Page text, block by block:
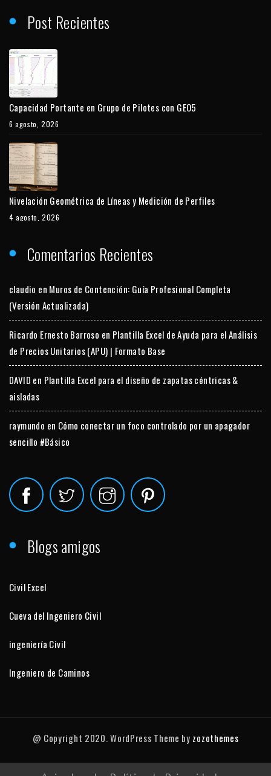
Post Recientes
Capacidad Portante en Grupo de Pilotes con GEO5
6 agosto, 2026
Nivelación Geométrica de Líneas y Medición de Perfiles
4 agosto, 2026
Comentarios Recientes
claudio en Muros de Contención: Guía Profesional Completa
(Versión Actualizada)
Ricardo Ernesto Barroso en Plantilla Excel de Ayuda para el Análisis
de Precios Unitarios (APU) | Formato Base
DAVID en Plantilla Excel para el diseño de zapatas céntricas &
aisladas
raymundo en Cómo conectar un foco controlado por un apagador
sencillo #Básico
Blogs amigos
Civil Excel
Cueva del Ingeniero Civil
ingeniería Civil
Ingeniero de Caminos
@ Copyright 2020. WordPress Theme by zozothemes